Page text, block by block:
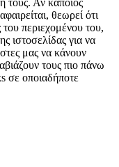
θεωρεί ότι
του περιεχομένου του,
ιστοσελίδας για να
μας να κάνουν
τους πιο πάνω
σε οποιαδήποτε